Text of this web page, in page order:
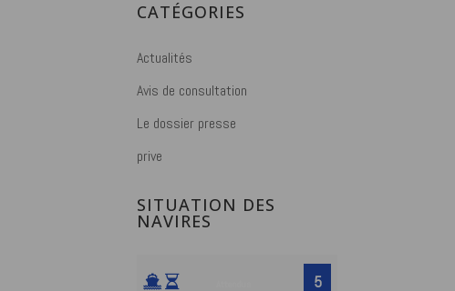
CATÉGORIES
Actualités
Avis de consultation
Le dossier presse
prive
SITUATION DES
NAVIRES
5